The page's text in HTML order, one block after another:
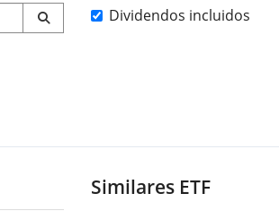
Dividendos incluidos
Similares ETF